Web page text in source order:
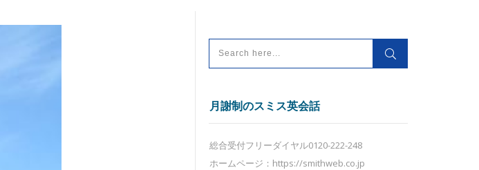
月謝制のスミス英会話
総合受付フリーダイヤル0120-222-248
ホームページ：https://smithweb.co.jp